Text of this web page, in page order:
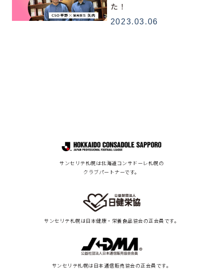
た！
2023.03.06
サンセリテ札幌は北海道コンサドーレ札幌の
クラブパートナーです。
サンセリテ札幌は日本健康・栄養食品協会の正会員です。
サンセリテ札幌は日本通信販売協会の正会員です。